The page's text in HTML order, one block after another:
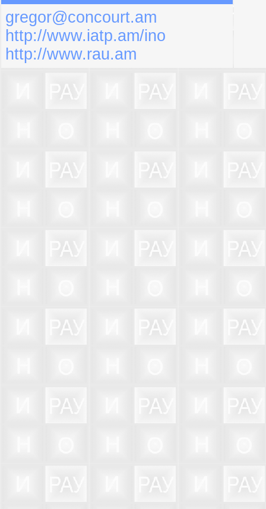
gregor@concourt.am
http://www.iatp.am/ino
http://www.rau.am